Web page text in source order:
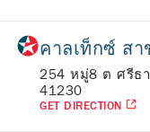
คาลเท็กซ์ ส
254 หมู่8 ต ศรีธ
41230
GET DIRECTION